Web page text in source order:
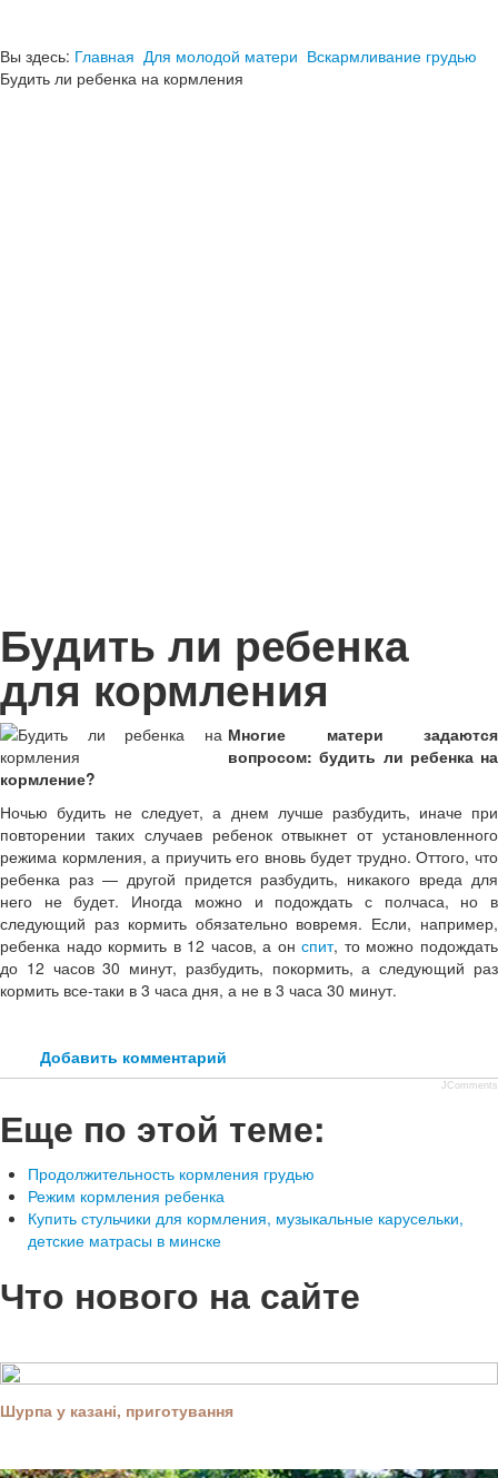
Вы здесь: Главная Для молодой матери Вскармливание грудью
Будить ли ребенка на кормления
Будить ли ребенка
для кормления
Многие матери задаются
вопросом: будить ли ребенка на
кормление?
Ночью будить не следует, а днем лучше разбудить, иначе при
повторении таких случаев ребе­нок отвыкнет от установленного
режима кормления, а приучить его вновь будет трудно. Оттого, что
ребенка раз — другой придется разбу­дить, никакого вреда для
него не будет. Иногда можно и подождать с полчаса, но в
следующий раз кормить обязательно во­время. Если, например,
ребенка надо кормить в 12 часов, а онспит, то можно подождать
до 12 часов 30 минут, разбудить, по­кормить, а следующий раз
кормить все-таки в 3 часа дня, а не в 3 часа 30 минут.
Добавить комментарий
JComments
Еще по этой теме:
Продолжительность кормления грудью
Режим кормления ребенка
Купить стульчики для кормления, музыкальные карусельки,
детские матрасы в минске
Что нового на сайте
Шурпа у казані, приготування